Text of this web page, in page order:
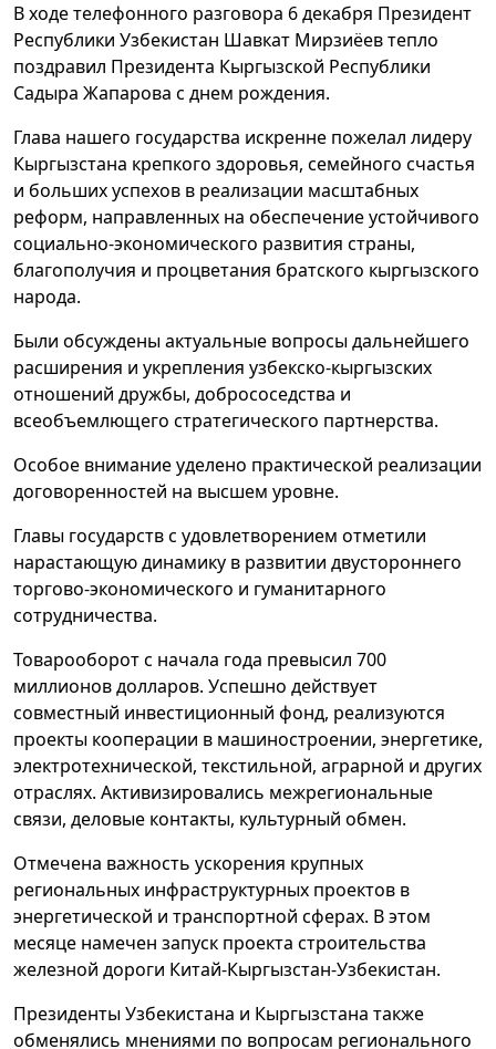
В ходе телефонного разговора 6 декабря Президент
Республики Узбекистан Шавкат Мирзиёев тепло
поздравил Президента Кыргызской Республики
Садыра Жапарова с днем рождения.
Глава нашего государства искренне пожелал лидеру
Кыргызстана крепкого здоровья, семейного счастья
и больших успехов в реализации масштабных
реформ, направленных на обеспечение устойчивого
социально-экономического развития страны,
благополучия и процветания братского кыргызского
народа.
Были обсуждены актуальные вопросы дальнейшего
расширения и укрепления узбекско-кыргызских
отношений дружбы, добрососедства и
всеобъемлющего стратегического партнерства.
Особое внимание уделено практической реализации
договоренностей на высшем уровне.
Главы государств с удовлетворением отметили
нарастающую динамику в развитии двустороннего
торгово-экономического и гуманитарного
сотрудничества.
Товарооборот с начала года превысил 700
миллионов долларов. Успешно действует
совместный инвестиционный фонд, реализуются
проекты кооперации в машиностроении, энергетике,
электротехнической, текстильной, аграрной и других
отраслях. Активизировались межрегиональные
связи, деловые контакты, культурный обмен.
Отмечена важность ускорения крупных
региональных инфраструктурных проектов в
энергетической и транспортной сферах. В этом
месяце намечен запуск проекта строительства
железной дороги Китай-Кыргызстан-Узбекистан.
Президенты Узбекистана и Кыргызстана также
обменялись мнениями по вопросам регионального